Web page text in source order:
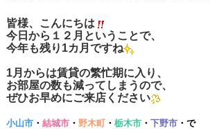
皆様、こんにちは
今日から１２月ということで、
今年も残り1カ月ですね
1月からは賃貸の繁忙期に入り、
お部屋の数も減ってしまうので、
ぜひお早めにご来店ください
小山市・ 結城市・ 野木町・ 栃木市・ 下野市・で